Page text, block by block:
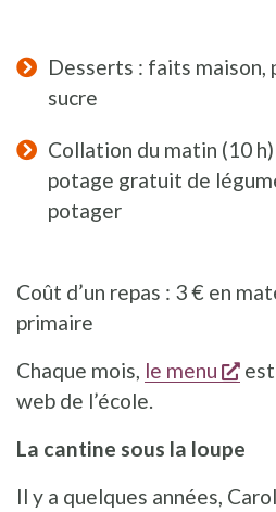
Desserts : faits maison,
sucre
Collation du matin (10
potage gratuit de
Coût d’un repas : 3 € en
primaire
Chaque mois, le menu
web de l’école.
La cantine sous la loupe
Il y a quelques années,